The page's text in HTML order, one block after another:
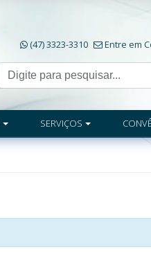
(47) 3323-3310 Entre em
SERVIÇOS